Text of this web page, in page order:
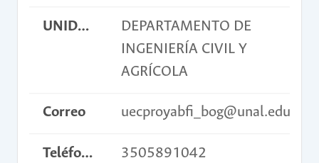
UNIDAD ACADÉMICA BÁSICA
DEPARTAMENTO DE
INGENIERÍA CIVIL Y
AGRÍCOLA
Correo uecproyabfi_bog@unal.edu.co
Teléfono 3505891042